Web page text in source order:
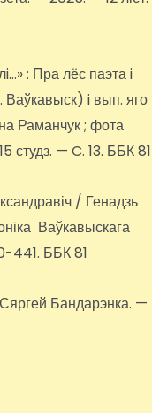
: Пра лёс паэта i
Ваўкавыск) i вып. яго
Раманчук ; фота
студз. — C. 13. ББК 81
/ Генадзь
Ваўкавыскага
441. ББК 81
Бандарэнка. —